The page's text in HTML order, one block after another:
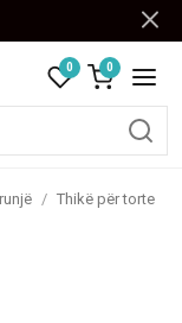
0 0
/ Thikë për torte